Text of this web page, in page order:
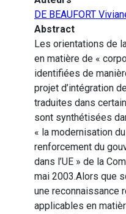
DE BEAUFORT
Abstract
Les orientations de
en matière de «
identifiées de
projet d’intégration
traduites dans
sont synthétisées
« la modernisation
renforcement du
dans l’UE » de la
mai 2003.Alors que
une reconnaissance
applicables en